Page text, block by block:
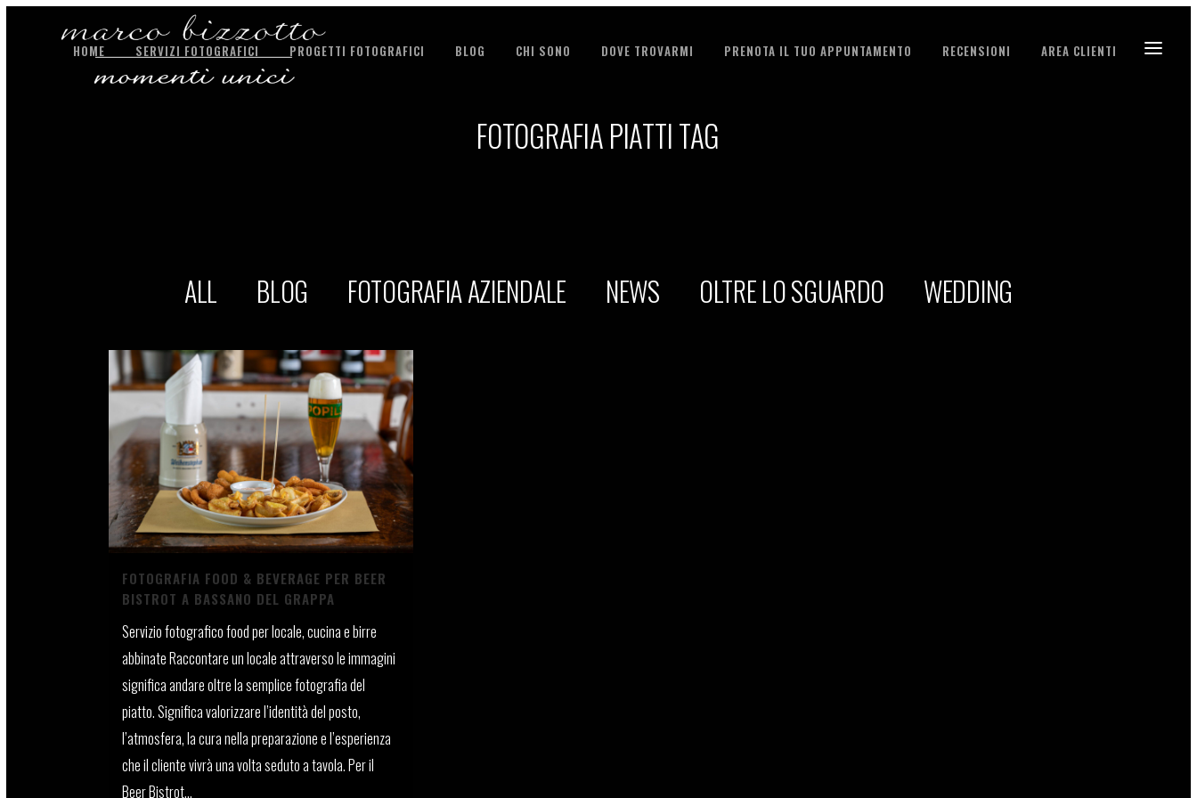
HOME SERVIZI FOTOGRAFICI PROGETTI FOTOGRAFICI BLOG CHI SONO DOVE TROVARMI PRENOTA IL TUO APPUNTAMENTO RECENSIONI AREA CLIENTI
FOTOGRAFIA PIATTI TAG
ALL BLOG FOTOGRAFIA AZIENDALE NEWS OLTRE LO SGUARDO WEDDING
FOTOGRAFIA FOOD & BEVERAGE PER BEER
BISTROT A BASSANO DEL GRAPPA
Servizio fotografico food per locale, cucina e birre
abbinate Raccontare un locale attraverso le immagini
significa andare oltre la semplice fotografia del
piatto. Significa valorizzare l’identità del posto,
l’atmosfera, la cura nella preparazione e l’esperienza
che il cliente vivrà una volta seduto a tavola. Per il
Beer Bistrot...